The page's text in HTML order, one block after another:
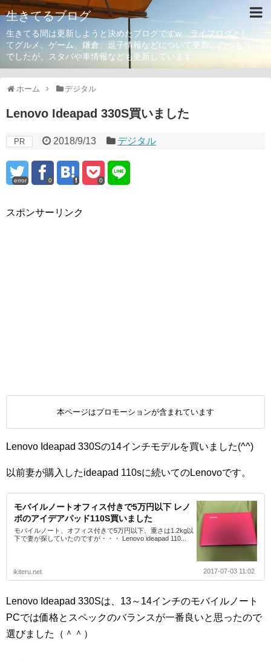
生きてるブログ
生きてる間は更新しようと決めたブログですw ライフログとし
てグルメ、ゲーム、鎌倉、逗子情報などについて更新。のつもり
でしたが、スタバや車情報なども更新しています。
ホーム デジタル
Lenovo Ideapad 330S買いました
PR 2018/9/13 デジタル
error 0 0
スポンサーリンク
本ページはプロモーションが含まれています
Lenovo Ideapad 330Sの14インチモデルを買いました(^^)
以前妻が購入したideapad 110sに続いてのLenovoです。
モバイルノートオフィス付きで5万円以下 レノ
ボのアイデアパッド110S買いました
モバイルノート、オフィス付きで5万円以下、重さは1.2kg以
下で妻が探していたのですが・・・ Lenovo ideapad 110...
ikiteru.net 2017-07-03 11:02
Lenovo Ideapad 330Sは、13～14インチのモバイルノート
PCでは価格とスペックのバランスが一番良いと思ったので
選びました（＾＾）